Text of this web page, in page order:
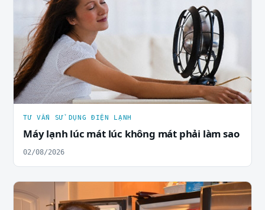
TƯ VẤN SỬ DỤNG ĐIỆN LẠNH
Máy lạnh lúc mát lúc không mát phải làm sao
02/08/2026